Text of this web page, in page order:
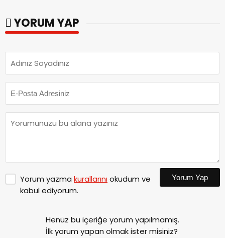
YORUM YAP
Yorum yazma kurallarınıokudum ve
kabul ediyorum.
Yorum Yap
Henüz bu içeriğe yorum yapılmamış.
İlk yorum yapan olmak ister misiniz?